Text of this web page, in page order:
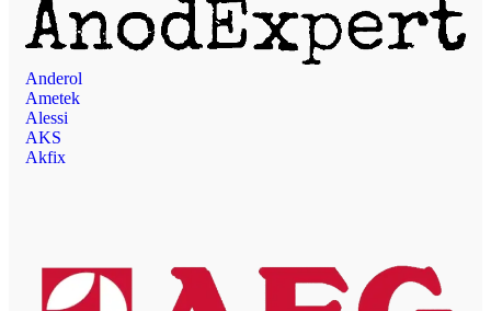
Anderol
Ametek
Alessi
AKS
Akfix